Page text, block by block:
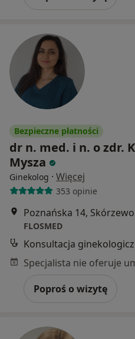
Bezpieczne płatności
dr n. med. i n. o zdr.
Mysza
Ginekolog · Więcej
353 opinie
Poznańska 14, Skórzewo
FLOSMED
Konsultacja
Poproś o wizytę